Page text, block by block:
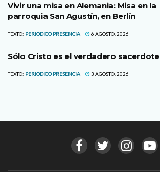
Vivir una misa en Alemania: Misa en la
parroquia San Agustín, en Berlín
TEXTO: PERIODICO PRESENCIA 6 AGOSTO, 2026
Sólo Cristo es el verdadero sacerdote
TEXTO: PERIODICO PRESENCIA 3 AGOSTO, 2026